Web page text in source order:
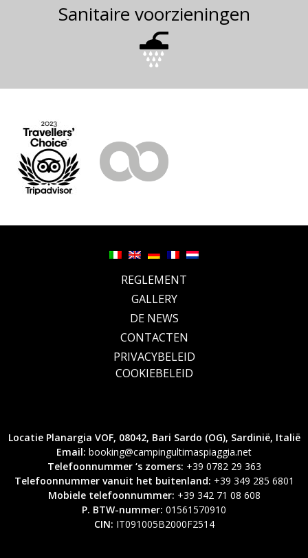
Sanitaire voorzieningen
REGLEMENT
GALLERY
DE NEWS
CONTACTEN
PRIVACYBELEID
COOKIEBELEID
Locatie Planargia VOF, 08042, Bari Sardo (OG), Sardinië, Italië
Email: booking@campingultimaspiaggia.net
Telefoonnummer ‘s zomers: +39 0782 29 363
Telefoonnummer vanuit het buitenland: +39 349 285 6801
Mobiele telefoonnummer: +39 342 71 08 608
P. BTW-nummer: 01561570910
CIN: IT091005B2000F2514